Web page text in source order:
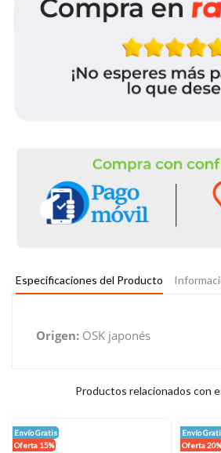
Especificaciones del Producto
Origen: OSK japonés
Productos relacionados con
Envío Gratis
Oferta 15%
Envío
Oferta 20%